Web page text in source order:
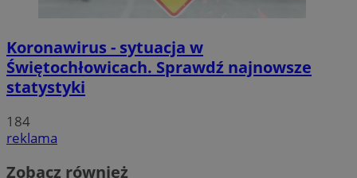
Koronawirus - sytuacja w
Świętochłowicach. Sprawdź najnowsze
statystyki
184
reklama
Zobacz również